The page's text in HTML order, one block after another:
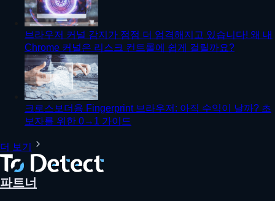
브라우저 커널 감지가 점점 더 엄격해지고 있습니다! 왜 내
Chrome 커널은 리스크 컨트롤에 쉽게 걸릴까요?
크로스보더용 Fingerprint 브라우저: 아직 수익이 날까? 초
보자를 위한 0→1 가이드
더 보기
파트너